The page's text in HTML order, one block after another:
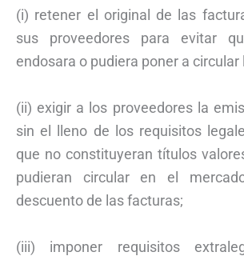
(i) retener el original de las
sus proveedores para evitar
endosara o pudiera poner a circular
(ii) exigir a los proveedores la
sin el lleno de los requisitos
que no constituyeran títulos
pudieran circular en el
descuento de las facturas;
(iii) imponer requisitos